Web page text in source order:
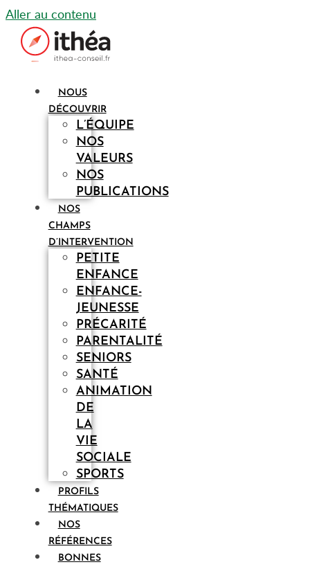
Aller au contenu
NOUS
DÉCOUVRIR
L’ÉQUIPE
NOS
VALEURS
NOS
PUBLICATIONS
NOS
CHAMPS
D’INTERVENTION
PETITE
ENFANCE
ENFANCE-
JEUNESSE
PRÉCARITÉ
PARENTALITÉ
SENIORS
SANTÉ
ANIMATION
DE
LA
VIE
SOCIALE
SPORTS
PROFILS
THÉMATIQUES
NOS
RÉFÉRENCES
BONNES